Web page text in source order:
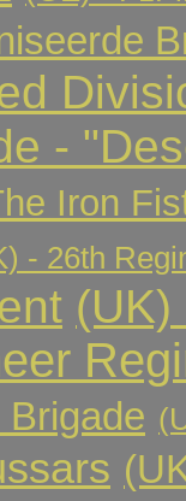
-
Iron
- 26th